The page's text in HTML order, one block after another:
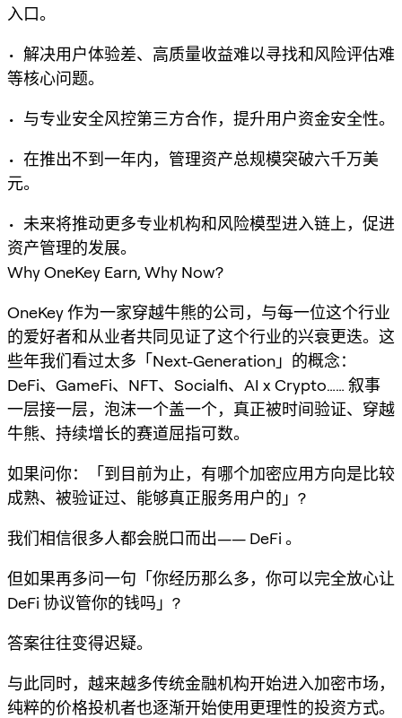
入口。
• 解决用户体验差、高质量收益难以寻找和风险评估难
等核心问题。
• 与专业安全风控第三方合作，提升用户资金安全性。
• 在推出不到一年内，管理资产总规模突破六千万美
元。
• 未来将推动更多专业机构和风险模型进入链上，促进
资产管理的发展。
Why OneKey Earn, Why Now?
OneKey 作为一家穿越牛熊的公司，与每一位这个行业
的爱好者和从业者共同见证了这个行业的兴衰更迭。这
些年我们看过太多「Next-Generation」的概念：
DeFi、GameFi、NFT、Socialfi、AI x Crypto…… 叙事
一层接一层，泡沫一个盖一个，真正被时间验证、穿越
牛熊、持续增长的赛道屈指可数。
如果问你：「到目前为止，有哪个加密应用方向是比较
成熟、被验证过、能够真正服务用户的」?
我们相信很多人都会脱口而出—— DeFi 。
但如果再多问一句「你经历那么多，你可以完全放心让
DeFi 协议管你的钱吗」?
答案往往变得迟疑。
与此同时，越来越多传统金融机构开始进入加密市场，
纯粹的价格投机者也逐渐开始使用更理性的投资方式。